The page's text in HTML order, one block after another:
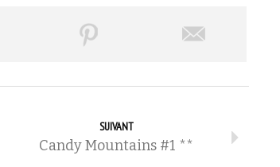
SUIVANT
Candy Mountains #1 **